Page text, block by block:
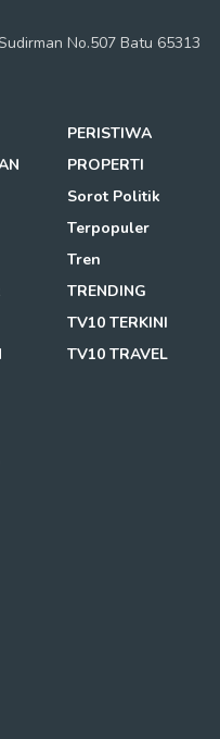
No.507 Batu 65313
PERISTIWA
PROPERTI
Sorot Politik
Terpopuler
Tren
TRENDING
TV10 TERKINI
TV10 TRAVEL